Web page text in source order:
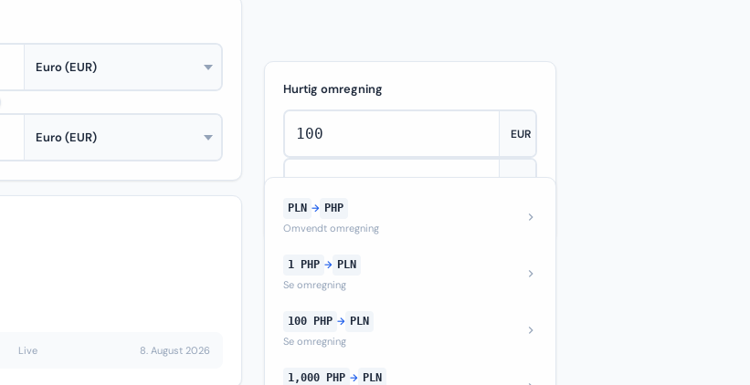
Live 8. August 2026
Hurtig omregning
PLN → PHP
Omvendt omregning
1 PHP → PLN
Se omregning
100 PHP → PLN
Se omregning
1,000 PHP → PLN